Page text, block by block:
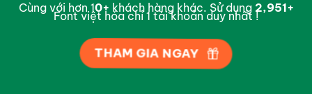
Cùng với hơn 10+khách hàng khác. Sử dụng 2,996+
Font việt hóa chỉ 1 tài khoản duy nhất !
THAM GIA NGAY